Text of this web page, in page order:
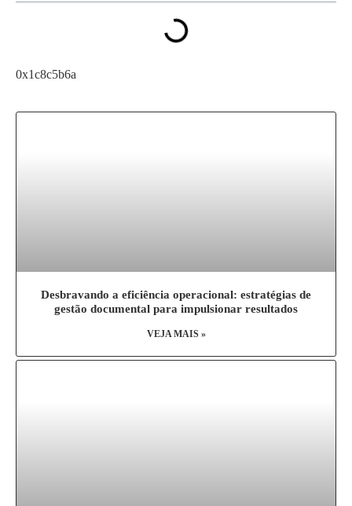
0x1c8c5b6a
Desbravando a eficiência operacional: estratégias de
gestão documental para impulsionar resultados
VEJA MAIS »